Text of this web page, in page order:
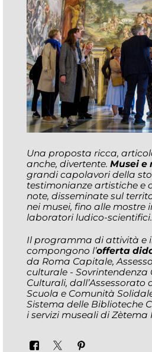
Una proposta ricca,
anche, divertente. Musei e
grandi capolavori della
testimonianze artistiche e
note, disseminate sul
nei musei, fino alle mostre
laboratori ludico-scientifici.
Il programma di attività e
compongono l’offerta
da Roma Capitale,
culturale -
Culturali, dall’Assessorato
Scuola e Comunità
Sistema delle Biblioteche
i servizi museali di